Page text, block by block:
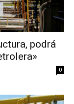
podrá
0